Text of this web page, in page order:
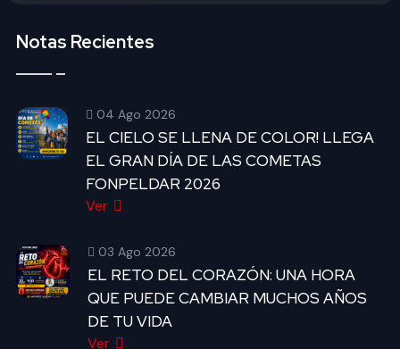
Notas Recientes
04 Ago 2026
EL CIELO SE LLENA DE COLOR! LLEGA
EL GRAN DÍA DE LAS COMETAS
FONPELDAR 2026
Ver
03 Ago 2026
EL RETO DEL CORAZÓN: UNA HORA
QUE PUEDE CAMBIAR MUCHOS AÑOS
DE TU VIDA
Ver